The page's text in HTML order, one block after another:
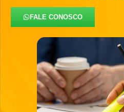
FALE CONOSCO